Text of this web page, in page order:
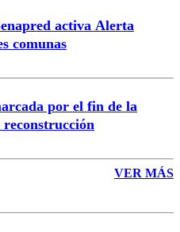
activa Alerta
comunas
por el fin de la
VER MÁS